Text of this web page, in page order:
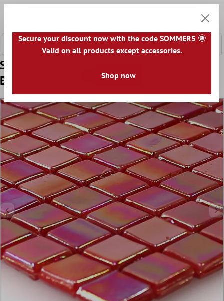
Sample Glasmozaïek Tegels Paarlemoer
Effect Root
Secure your discount now with the code SOMMER5 🌞
Valid on all products except accessories.
Shop now